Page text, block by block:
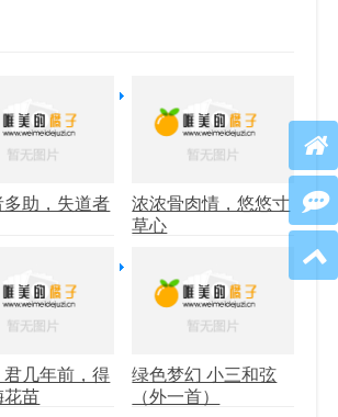
助，失道者
浓浓骨肉情，悠悠寸
草心
几年前，得
花苗
绿色梦幻 小三和弦
（外一首）